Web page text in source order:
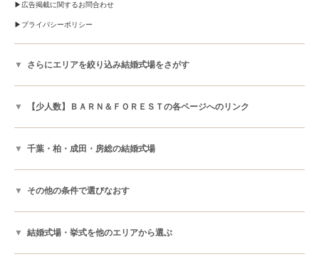
広告掲載に関するお問合わせ
プライバシーポリシー
さらにエリアを絞り込み結婚式場をさがす
【少人数】ＢＡＲＮ＆ＦＯＲＥＳＴの各ページへのリンク
千葉・柏・成田・房総の結婚式場
その他の条件で選びなおす
結婚式場・挙式を他のエリアから選ぶ